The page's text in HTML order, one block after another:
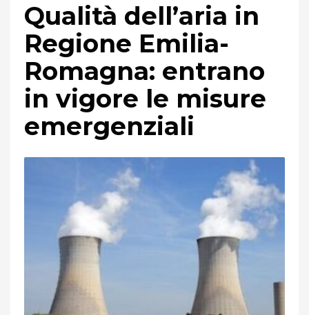
Qualità dell’aria in
Regione Emilia-
Romagna: entrano
in vigore le misure
emergenziali